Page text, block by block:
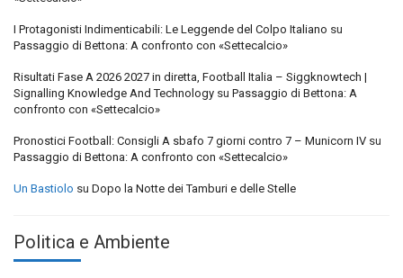
I Protagonisti Indimenticabili: Le Leggende del Colpo Italiano su
Passaggio di Bettona: A confronto con «Settecalcio»
Risultati Fase A 2026 2027 in diretta, Football Italia – Siggknowtech |
Signalling Knowledge And Technology su Passaggio di Bettona: A
confronto con «Settecalcio»
Pronostici Football: Consigli A sbafo 7 giorni contro 7 – Municorn IV su
Passaggio di Bettona: A confronto con «Settecalcio»
Un Bastiolo su Dopo la Notte dei Tamburi e delle Stelle
Politica e Ambiente